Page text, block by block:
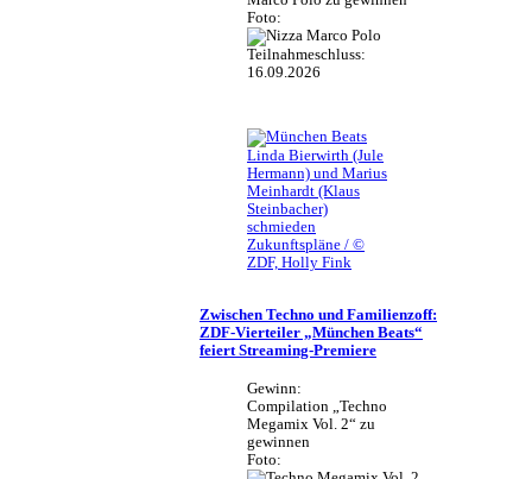
Foto:
Teilnahmeschluss:
16.09.2026
Linda Bierwirth (Jule
Hermann) und Marius
Meinhardt (Klaus
Steinbacher)
schmieden
Zukunftspläne / ©
ZDF, Holly Fink
Zwischen Techno und Familienzoff:
ZDF-Vierteiler „München Beats“
feiert Streaming-Premiere
Gewinn:
Compilation „Techno
Megamix Vol. 2“ zu
gewinnen
Foto: